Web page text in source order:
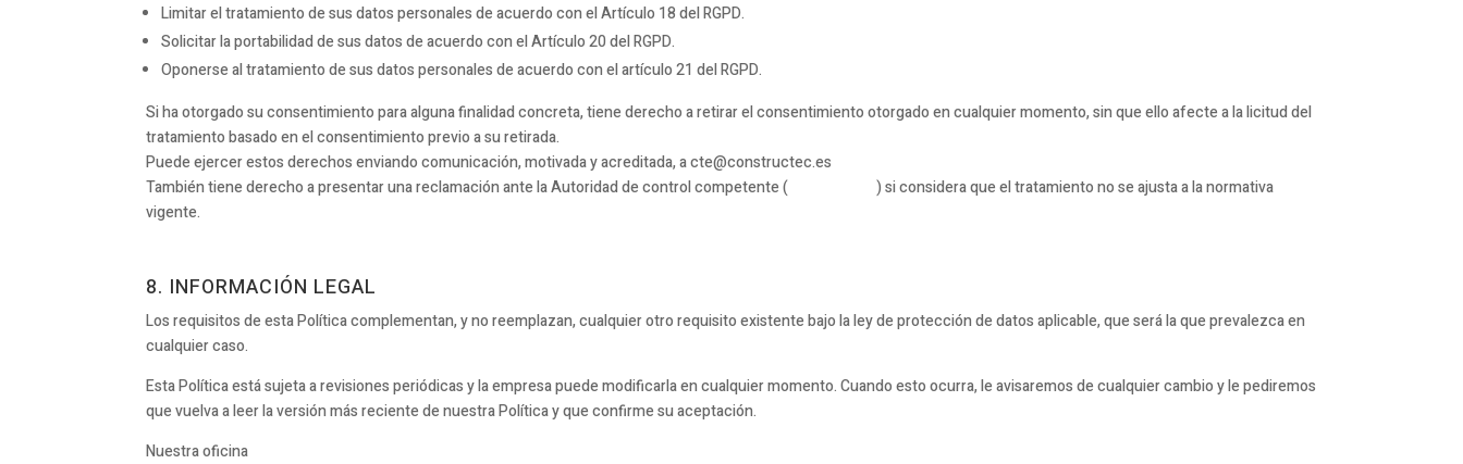
Limitar el tratamiento de sus datos personales de acuerdo con el Artículo 18 del RGPD.
Solicitar la portabilidad de sus datos de acuerdo con el Artículo 20 del RGPD.
Oponerse al tratamiento de sus datos personales de acuerdo con el artículo 21 del RGPD.
Si ha otorgado su consentimiento para alguna finalidad concreta, tiene derecho a retirar el consentimiento otorgado en cualquier momento, sin que ello afecte a la licitud del
tratamiento basado en el consentimiento previo a su retirada.
Puede ejercer estos derechos enviando comunicación, motivada y acreditada, a cte@constructec.es
También tiene derecho a presentar una reclamación ante la Autoridad de control competente ( www.aepd.es) si considera que el tratamiento no se ajusta a la normativa
vigente.
8. INFORMACIÓN LEGAL
Los requisitos de esta Política complementan, y no reemplazan, cualquier otro requisito existente bajo la ley de protección de datos aplicable, que será la que prevalezca en
cualquier caso.
Esta Política está sujeta a revisiones periódicas y la empresa puede modificarla en cualquier momento. Cuando esto ocurra, le avisaremos de cualquier cambio y le pediremos
que vuelva a leer la versión más reciente de nuestra Política y que confirme su aceptación.
Nuestra oficina